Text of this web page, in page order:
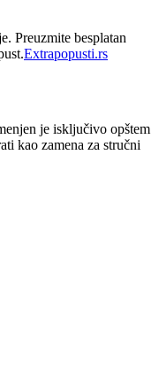
Preuzmite besplatan
Extrapopusti.rs
je isključivo opštem
kao zamena za stručni